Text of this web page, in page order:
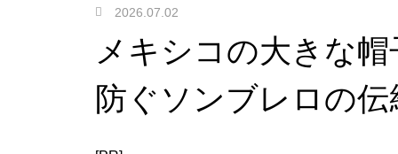
2026.07.02
メキシコの大きな
防ぐソンブレロの伝